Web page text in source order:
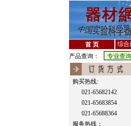
首 页 综合
产品查询：
购买热线:
021-65682142
021-65683854
021-65688364
服务热线：